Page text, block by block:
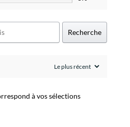
Recherche
à vos sélections